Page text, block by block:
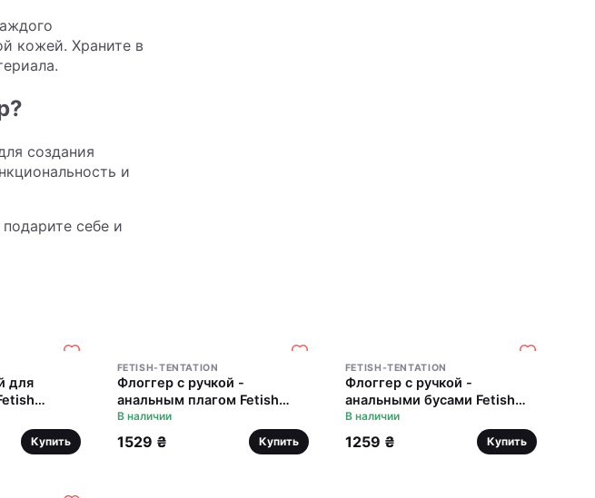
кожей. Храните в
создания
и
себе и
для
Ogive
Купить
FETISH-TENTATION
Флоггер с ручкой -
анальным плагом Fetish
Tentation Whip with Plug
Handle
В наличии
1529 ₴ Купить
FETISH-TENTATION
Флоггер с ручкой -
анальными бусами Fetish
Tentation Whip with Rosary
Handle
В наличии
1259 ₴ Купить